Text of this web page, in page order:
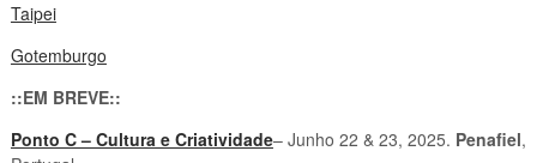
Taipei
Gotemburgo
::EM BREVE::
Ponto C – Cultura e Criatividade– Junho 22 & 23, 2025. Penafiel,